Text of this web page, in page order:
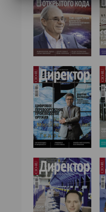
№8,2016
№06,2016